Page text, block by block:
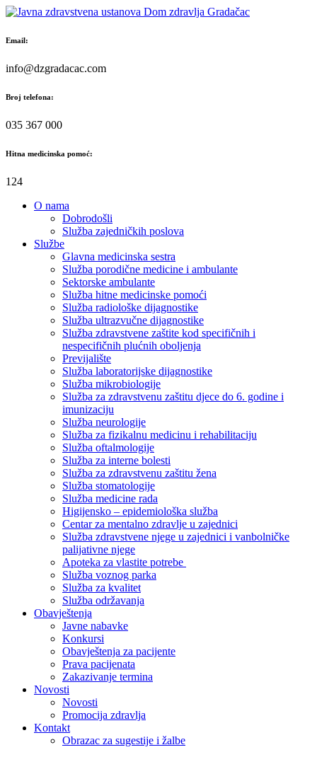
Skip
content
Email:
info@dzgradacac.com
Broj telefona:
035 367 000
Hitna medicinska pomoć:
124
O nama
Dobrodošli
Služba zajedničkih poslova
Službe
Glavna medicinska sestra
Služba porodične medicine i ambulante
Sektorske ambulante
Služba hitne medicinske pomoći
Služba radiološke dijagnostike
Služba ultrazvučne dijagnostike
Služba zdravstvene zaštite kod specifičnih i
nespecifičnih plućnih oboljenja
Previjalište
Služba laboratorijske dijagnostike
Služba mikrobiologije
Služba za zdravstvenu zaštitu djece do 6. godine i
imunizaciju
Služba neurologije
Služba za fizikalnu medicinu i rehabilitaciju
Služba oftalmologije
Služba za interne bolesti
Služba za zdravstvenu zaštitu žena
Služba stomatologije
Služba medicine rada
Higijensko – epidemiološka služba
Centar za mentalno zdravlje u zajednici
Služba zdravstvene njege u zajednici i vanbolničke
palijativne njege
Apoteka za vlastite potrebe
Služba voznog parka
Služba za kvalitet
Služba održavanja
Obavještenja
Javne nabavke
Konkursi
Obavještenja za pacijente
Prava pacijenata
Zakazivanje termina
Novosti
Novosti
Promocija zdravlja
Kontakt
Obrazac za sugestije i žalbe